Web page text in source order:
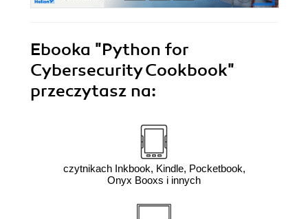
Ebooka "Python for
Cybersecurity Cookbook"
przeczytasz na:
czytnikach Inkbook, Kindle, Pocketbook,
Onyx Booxs i innych